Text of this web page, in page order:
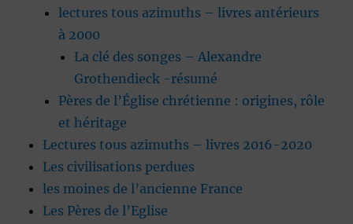
lectures tous azimuths – livres antérieurs
à 2000
La clé des songes – Alexandre
Grothendieck -résumé
Pères de l’Église chrétienne : origines, rôle
et héritage
Lectures tous azimuths – livres 2016-2020
Les civilisations perdues
les moines de l’ancienne France
Les Pères de l’Eglise